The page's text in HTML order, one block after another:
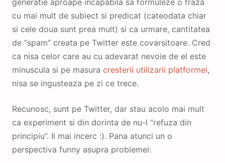
generatie aproape incapabila sa formuleze o fraza
cu mai mult de subiect si predicat (cateodata chiar
si cele doua sunt prea mult) si ca urmare, cantitatea
de “spam” creata pe Twitter este covarsitoare. Cred
ca nisa celor care au cu adevarat nevoie de el este
minuscula si pe masura cresterii utilizarii platformei,
nisa se ingusteaza pe zi ce trece.
Recunosc, sunt pe Twitter, dar stau acolo mai mult
ca experiment si din dorinta de nu-l “refuza din
principiu”. Il mai incerc :). Pana atunci un o
perspectiva funny asupra problemei: